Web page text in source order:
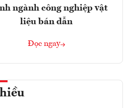
ngành công nghiệp vật
liệu bán dẫn
Đọc ngay